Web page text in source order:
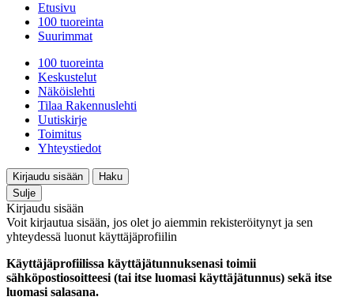
Etusivu
100 tuoreinta
Suurimmat
100 tuoreinta
Keskustelut
Näköislehti
Tilaa Rakennuslehti
Uutiskirje
Toimitus
Yhteystiedot
Kirjaudu sisään
Haku
Sulje
Kirjaudu sisään
Voit kirjautua sisään, jos olet jo aiemmin rekisteröitynyt ja sen
yhteydessä luonut käyttäjäprofiilin
Käyttäjäprofiilissa käyttäjätunnuksenasi toimii
sähköpostiosoitteesi (tai itse luomasi käyttäjätunnus) sekä itse
luomasi salasana.